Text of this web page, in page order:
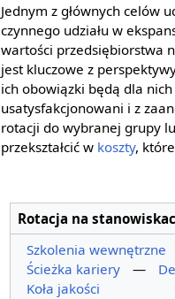
Jednym z głównych celów
czynnego udziału w
wartości przedsiębiorstwa
jest kluczowe z
ich obowiązki będą dla
usatysfakcjonowani i z
rotacji do wybranej grupy
przekształcić w koszty,
Rotacja na
Szkolenia wewnętrzne
Ścieżka kariery
—
Koła jakości